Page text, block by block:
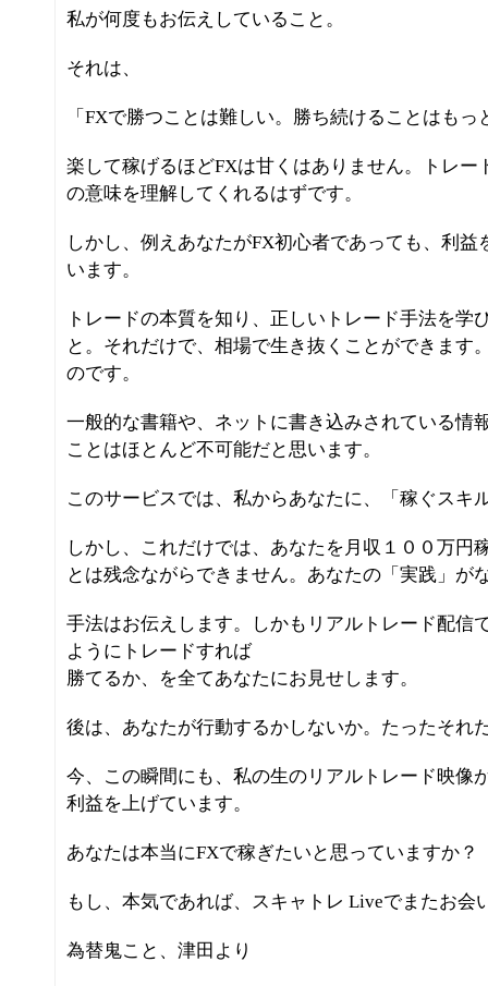
私が何度もお伝えしていること。
それは、
「FXで勝つことは難しい。勝ち続けることはもっ
楽して稼げるほどFXは甘くはありません。トレー
の意味を理解してくれるはずです。
しかし、例えあなたがFX初心者であっても、利
います。
トレードの本質を知り、正しいトレード手法を学
と。それだけで、相場で生き抜くことができます
のです。
一般的な書籍や、ネットに書き込みされている情
ことはほとんど不可能だと思います。
このサービスでは、私からあなたに、「稼ぐスキ
しかし、これだけでは、あなたを月収１００万円
とは残念ながらできません。あなたの「実践」が
手法はお伝えします。しかもリアルトレード配信
ようにトレードすれば
勝てるか、を全てあなたにお見せします。
後は、あなたが行動するかしないか。たったそれ
今、この瞬間にも、私の生のリアルトレード映像
利益を上げています。
あなたは本当にFXで稼ぎたいと思っていますか？
もし、本気であれば、スキャトレ Liveでまたお会
為替鬼こと、津田より